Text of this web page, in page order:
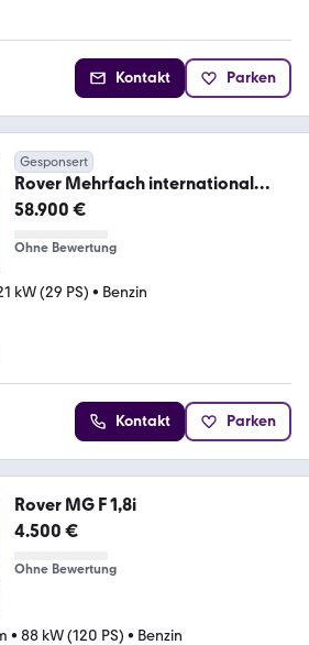
Kontakt Parken
Gesponsert
Rover Mehrfach international
ausgezeichnet
58.900 €
Ohne Bewertung
kW (29 PS) • Benzin
Kontakt Parken
Rover MG F 1,8i
4.500 €
Ohne Bewertung
• 88 kW (120 PS) • Benzin